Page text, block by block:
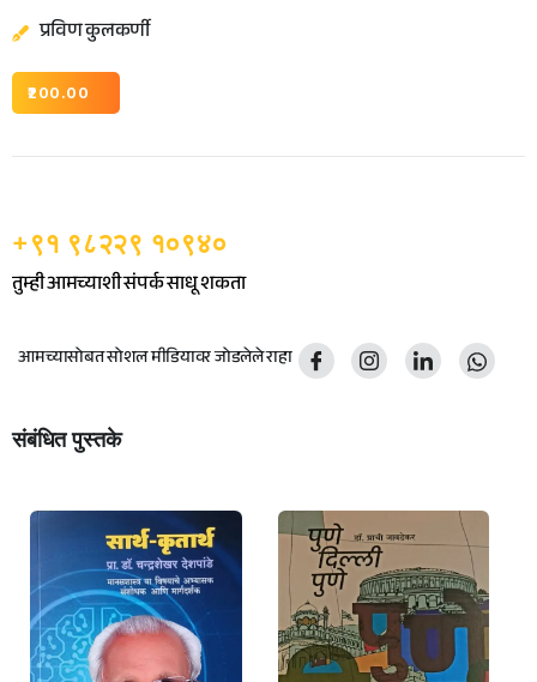
प्रविण कुलकर्णी
200.00
+९१ ९८२२९ १०९४०
तुम्ही आमच्याशी संपर्क साधू शकता
आमच्यासोबत सोशल मीडियावर जोडलेले राहा
संबंधित पुस्तके